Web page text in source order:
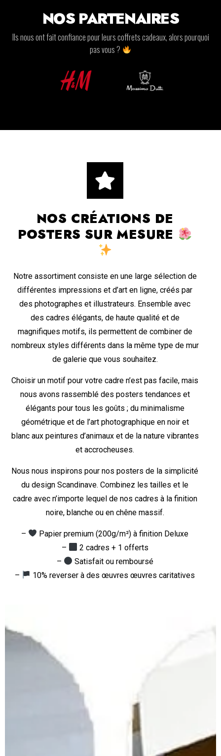
NOS PARTENAIRES
Ils nous ont fait confiance pour leurs coffrets cadeaux, alors pourquoi
pas vous ?
NOS CRÉATIONS DE
POSTERS SUR MESURE
Notre assortiment consiste en une large sélection de
différentes impressions et d’art en ligne, créés par
des photographes et illustrateurs. Ensemble avec
des cadres élégants, de haute qualité et de
magnifiques motifs, ils permettent de combiner de
nombreux styles différents dans la même type de mur
de galerie que vous souhaitez.
Choisir un motif pour votre cadre n’est pas facile, mais
nous avons rassemblé des posters tendances et
élégants pour tous les goûts ; du minimalisme
géométrique et de l’art photographique en noir et
blanc aux peintures d’animaux et de la nature vibrantes
et accrocheuses.
Nous nous inspirons pour nos posters de la simplicité
du design Scandinave. Combinez les tailles et le
cadre avec n’importe lequel de nos cadres à la finition
noire, blanche ou en chêne massif.
–
Papier premium (200g/m²) à finition Deluxe
–
2 cadres + 1 offerts
–
Satisfait ou remboursé
–
10% reverser à des œuvres œuvres caritatives